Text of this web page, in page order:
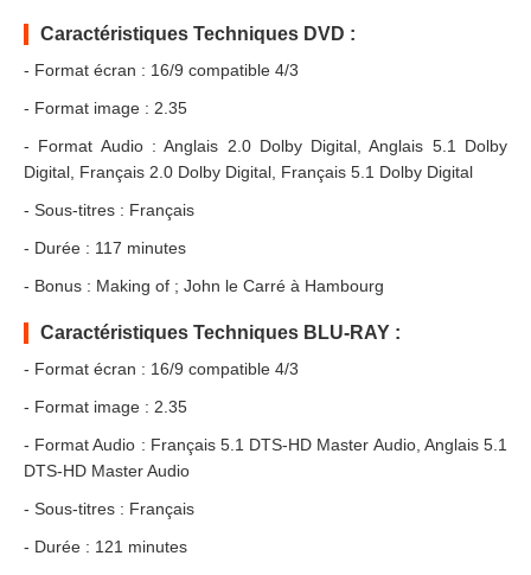
Caractéristiques Techniques DVD :
- Format écran : 16/9 compatible 4/3
- Format image : 2.35
- Format Audio : Anglais 2.0 Dolby Digital, Anglais 5.1 Dolby
Digital, Français 2.0 Dolby Digital, Français 5.1 Dolby Digital
- Sous-titres : Français
- Durée : 117 minutes
- Bonus : Making of ; John le Carré à Hambourg
Caractéristiques Techniques BLU-RAY :
- Format écran : 16/9 compatible 4/3
- Format image : 2.35
- Format Audio : Français 5.1 DTS-HD Master Audio, Anglais 5.1
DTS-HD Master Audio
- Sous-titres : Français
- Durée : 121 minutes